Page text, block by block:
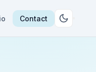
Contact